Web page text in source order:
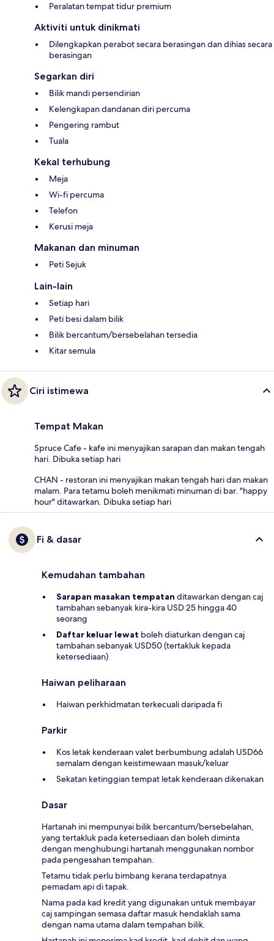
Peralatan tempat tidur premium
Aktiviti untuk dinikmati
Dilengkapkan perabot secara berasingan dan dihias secara
berasingan
Segarkan diri
Bilik mandi persendirian
Kelengkapan dandanan diri percuma
Pengering rambut
Tuala
Kekal terhubung
Meja
Wi-fi percuma
Telefon
Kerusi meja
Makanan dan minuman
Peti Sejuk
Lain-lain
Setiap hari
Peti besi dalam bilik
Bilik bercantum/bersebelahan tersedia
Kitar semula
Ciri istimewa
Tempat Makan
Spruce Cafe - kafe ini menyajikan sarapan dan makan tengah
hari. Dibuka setiap hari
CHAN - restoran ini menyajikan makan tengah hari dan makan
malam. Para tetamu boleh menikmati minuman di bar. "happy
hour" ditawarkan. Dibuka setiap hari
Fi & dasar
Kemudahan tambahan
Sarapan masakan tempatan ditawarkan dengan caj
tambahan sebanyak kira-kira USD 25 hingga 40
seorang
Daftar keluar lewat boleh diaturkan dengan caj
tambahan sebanyak USD50 (tertakluk kepada
ketersediaan)
Haiwan peliharaan
Haiwan perkhidmatan terkecuali daripada fi
Parkir
Kos letak kenderaan valet berbumbung adalah USD66
semalam dengan keistimewaan masuk/keluar
Sekatan ketinggian tempat letak kenderaan dikenakan
Dasar
Hartanah ini mempunyai bilik bercantum/bersebelahan,
yang tertakluk pada ketersediaan dan boleh diminta
dengan menghubungi hartanah menggunakan nombor
pada pengesahan tempahan.
Tetamu tidak perlu bimbang kerana terdapatnya
pemadam api di tapak.
Nama pada kad kredit yang digunakan untuk membayar
caj sampingan semasa daftar masuk hendaklah sama
dengan nama utama dalam tempahan bilik.